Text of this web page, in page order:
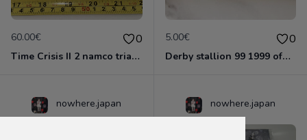
60.00€ 0
Time Crisis II 2 namco trial edition jp jap japon slpm 60217 ps2 playstation 2
5.00€ 0
Derby stallion 99 1999 officiel PlayStation ps1 Saturn Nintendo Japan strap set
nowhere.japan nowhere.japan